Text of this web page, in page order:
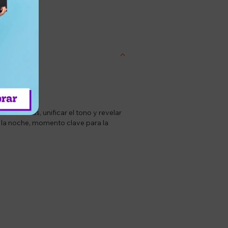
manchas, unificar el tono y revelar
noche, momento clave para la